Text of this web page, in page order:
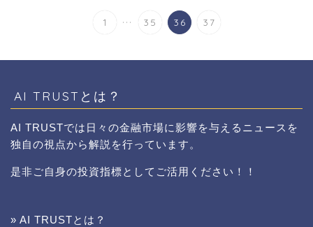
1 ... 35 36 37
AI TRUSTとは？
AI TRUSTでは日々の金融市場に影響を与えるニュースを
独自の視点から解説を行っています。
是非ご自身の投資指標としてご活用ください！！
» AI TRUSTとは？